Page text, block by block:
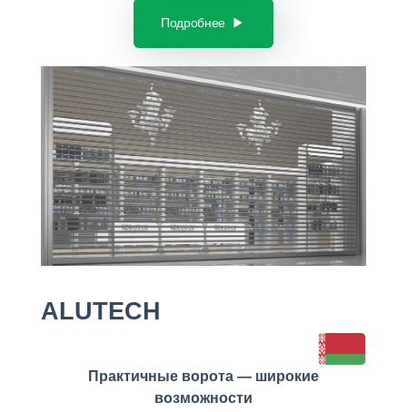
Подробнее
ALUTECH
Практичные ворота — широкие
возможности